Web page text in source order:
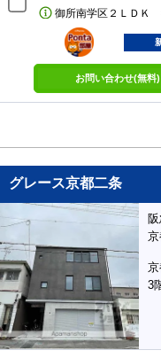
御所南学区２ＬＤＫ
ポンタ
部屋
お問い合わせ(無料)
グレース京都二条
3